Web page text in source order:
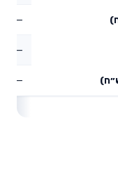
—
—
—